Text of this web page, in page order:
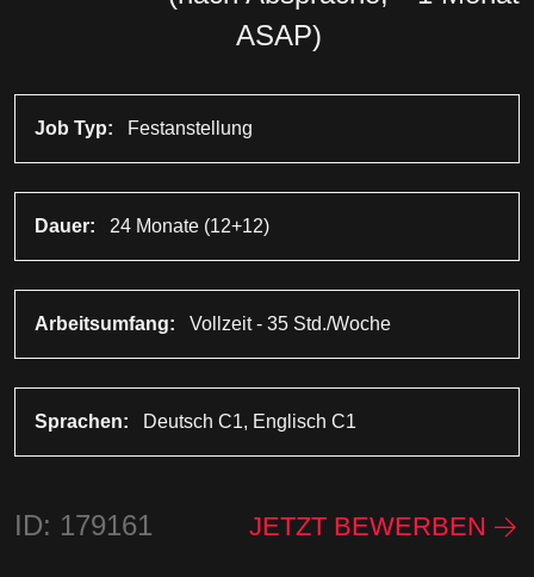
ASAP)
Job Typ: Festanstellung
Dauer: 24 Monate (12+12)
Arbeitsumfang: Vollzeit - 35 Std./Woche
Sprachen: Deutsch C1, Englisch C1
ID: 179161 JETZT BEWERBEN